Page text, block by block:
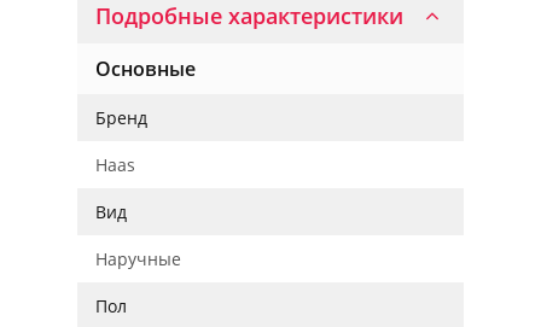
Подробные характеристики
Основные
Бренд
Haas
Вид
Наручные
Пол